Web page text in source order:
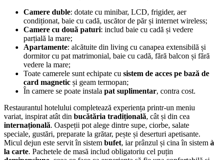
Camere duble: dotate cu minibar, LCD, frigider, aer
condiționat, baie cu cadă, uscător de păr și internet wireless;
Camere cu două paturi: includ baie cu cadă și vedere
parțială la mare;
Apartamente: alcătuite din living cu canapea extensibilă și
dormitor cu pat matrimonial, baie cu cadă, fără balcon și fără
vedere la mare;
Toate camerele sunt echipate cu sistem de acces pe bază de
card magnetic și geam termopan;
În camere se poate instala pat suplimentar, contra cost.
Restaurantul hotelului completează experiența printr-un meniu
variat, inspirat atât din bucătăria tradițională, cât și din cea
internațională. Oaspeții pot alege dintre supe, ciorbe, salate
speciale, gustări, preparate la grătar, pește și deserturi apetisante.
Micul dejun este servit în sistem bufet, iar prânzul și cina în sistem à
la carte. Pachetele de masă includ obligatoriu cel puțin